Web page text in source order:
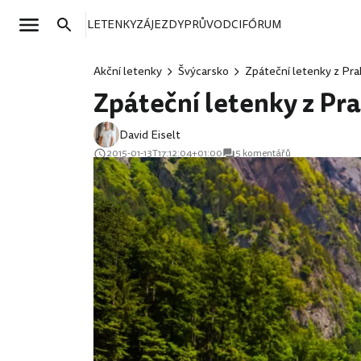
LETENKYZÁJEZDYPRŮVODCIFÓRUM
Akční letenky Švýcarsko Zpáteční letenky z
Zpáteční letenky z
David Eiselt
2015-01-13T17:12:04+01:00 5 komentářů